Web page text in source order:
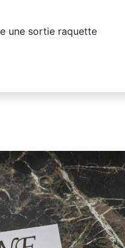
une sortie raquette